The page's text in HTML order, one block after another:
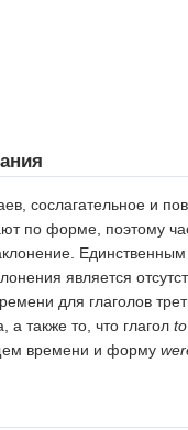
сослагательное и
по форме, поэтому
Единственным
является
для глаголов
а также то, что глагол
времени и форму